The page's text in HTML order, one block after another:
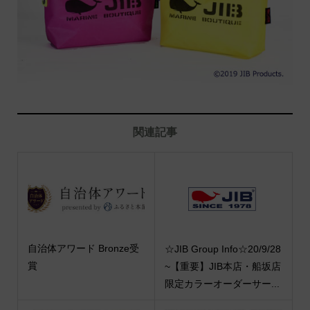
関連記事
自治体アワード Bronze受
賞
☆JIB Group Info☆20/9/28
~【重要】JIB本店・船坂店
限定カラーオーダーサー...